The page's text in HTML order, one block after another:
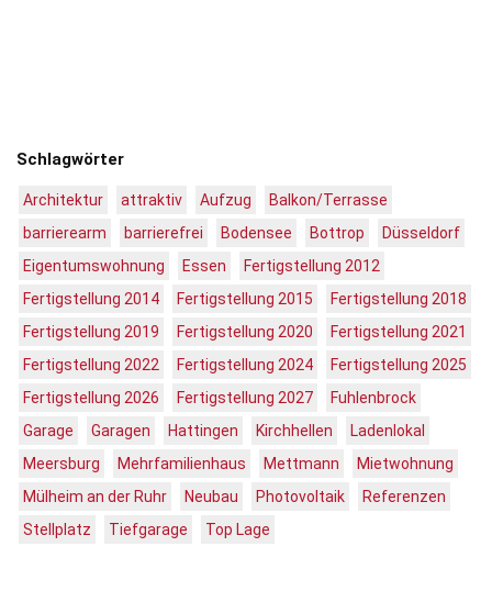
Schlagwörter
Architektur attraktiv Aufzug
Balkon/Terrasse
barrierearm
barrierefrei Bodensee Bottrop
Düsseldorf
Eigentumswohnung
Essen
Fertigstellung 2012
Fertigstellung 2014
Fertigstellung 2015
Fertigstellung 2018
Fertigstellung 2019
Fertigstellung 2020
Fertigstellung 2021
Fertigstellung 2022
Fertigstellung 2024
Fertigstellung 2025
Fertigstellung 2026
Fertigstellung 2027
Fuhlenbrock
Garage
Garagen Hattingen Kirchhellen
Ladenlokal
Meersburg
Mehrfamilienhaus Mettmann
Mietwohnung
Mülheim an der Ruhr
Neubau Photovoltaik
Referenzen
Stellplatz
Tiefgarage Top Lage